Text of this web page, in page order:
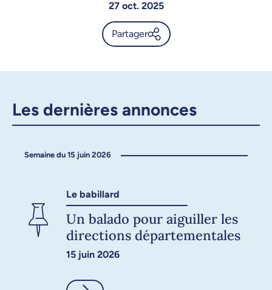
27 oct. 2025
Partager
l’Université de Montréal -
X.com Facebook
LinkedIn Courriel
Les dernières annonces
Semaine du 15 juin 2026
Le babillard
Un balado pour aiguiller les
directions départementales
15 juin 2026